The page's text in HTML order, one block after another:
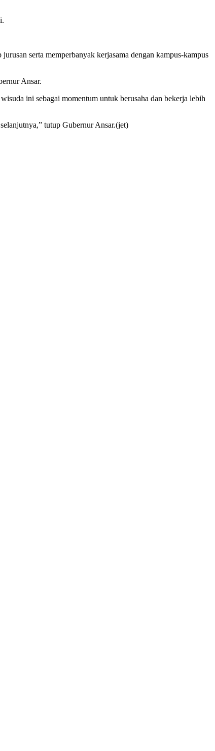
serta memperbanyak kerjasama dengan kampus-kampus
Ansar.
ini sebagai momentum untuk berusaha dan bekerja lebih
tutup Gubernur Ansar.(jet)